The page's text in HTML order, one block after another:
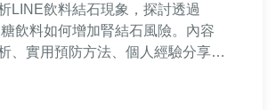
LINE飲料結石現象，探討透過
飲料如何增加腎結石風險。內容
、實用預防方法、個人經驗分享及
供全面指南。